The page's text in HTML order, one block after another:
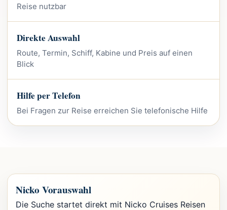
Reise nutzbar
Direkte Auswahl
Route, Termin, Schiff, Kabine und Preis auf einen
Blick
Hilfe per Telefon
Bei Fragen zur Reise erreichen Sie telefonische Hilfe
Nicko Vorauswahl
Die Suche startet direkt mit Nicko Cruises Reisen